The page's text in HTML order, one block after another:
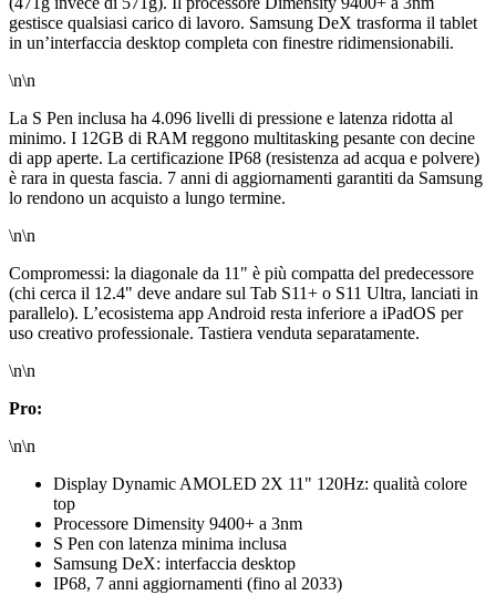
gestisce qualsiasi carico di lavoro. Samsung DeX trasforma il tablet
in un’interfaccia desktop completa con finestre ridimensionabili.
\n\n
La S Pen inclusa ha 4.096 livelli di pressione e latenza ridotta al
minimo. I 12GB di RAM reggono multitasking pesante con decine
di app aperte. La certificazione IP68 (resistenza ad acqua e polvere)
è rara in questa fascia. 7 anni di aggiornamenti garantiti da Samsung
lo rendono un acquisto a lungo termine.
\n\n
Compromessi: la diagonale da 11" è più compatta del predecessore
(chi cerca il 12.4" deve andare sul Tab S11+ o S11 Ultra, lanciati in
parallelo). L’ecosistema app Android resta inferiore a iPadOS per
uso creativo professionale. Tastiera venduta separatamente.
\n\n
Pro:
\n\n
Display Dynamic AMOLED 2X 11" 120Hz: qualità colore
top
Processore Dimensity 9400+ a 3nm
S Pen con latenza minima inclusa
Samsung DeX: interfaccia desktop
IP68, 7 anni aggiornamenti (fino al 2033)